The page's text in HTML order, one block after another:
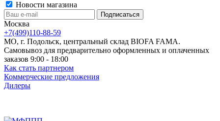
Новости магазина
Москва
+7(499)110-88-59
МО, г. Подольск, центральный склад BIOFA FAMA.
Самовывоз для предварительно оформленных и оплаченных
заказов 9:00 - 18:00
Как стать партнером
Коммерческие предложения
Дилеры